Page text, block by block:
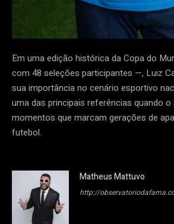
Em uma edição histórica da Copa do
com 48 seleções participantes —, Luiz
sua importância no cenário esportivo
uma das principais referências quando
momentos que marcam gerações de
futebol.
Matheus Mattuvo
http://